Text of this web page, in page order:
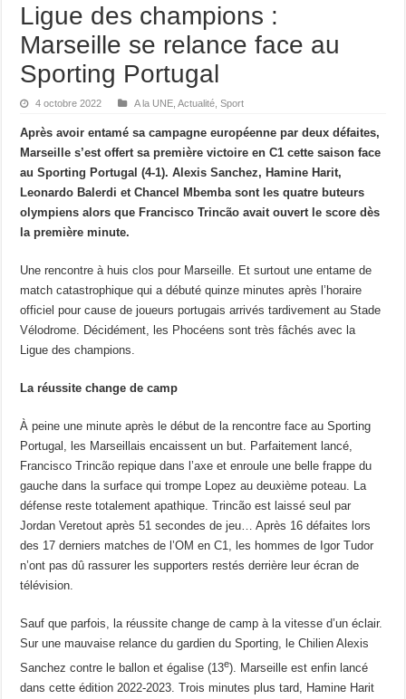
Ligue des champions :
Marseille se relance face au
Sporting Portugal
4 octobre 2022 A la UNE ,Actualité ,Sport
Après avoir entamé sa campagne européenne par deux défaites,
Marseille s’est offert sa première victoire en C1 cette saison face
au Sporting Portugal (4-1). Alexis Sanchez, Hamine Harit,
Leonardo Balerdi et Chancel Mbemba sont les quatre buteurs
olympiens alors que Francisco Trincão avait ouvert le score dès
la première minute.
Une rencontre à huis clos pour Marseille. Et surtout une entame de
match catastrophique qui a débuté quinze minutes après l’horaire
officiel pour cause de joueurs portugais arrivés tardivement au Stade
Vélodrome. Décidément, les Phocéens sont très fâchés avec la
Ligue des champions.
La réussite change de camp
À peine une minute après le début de la rencontre face au Sporting
Portugal, les Marseillais encaissent un but. Parfaitement lancé,
Francisco Trincão repique dans l’axe et enroule une belle frappe du
gauche dans la surface qui trompe Lopez au deuxième poteau. La
défense reste totalement apathique. Trincão est laissé seul par
Jordan Veretout après 51 secondes de jeu… Après 16 défaites lors
des 17 derniers matches de l’OM en C1, les hommes de Igor Tudor
n’ont pas dû rassurer les supporters restés derrière leur écran de
télévision.
Sauf que parfois, la réussite change de camp à la vitesse d’un éclair.
Sur une mauvaise relance du gardien du Sporting, le Chilien Alexis
Sanchez contre le ballon et égalise (13e). Marseille est enfin lancé
dans cette édition 2022-2023. Trois minutes plus tard, Hamine Harit